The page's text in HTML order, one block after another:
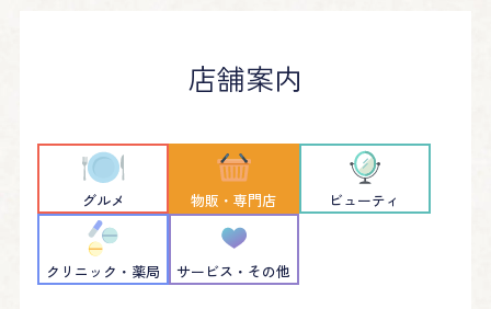
店舗案内
グルメ 物販・専門店 ビューティ
クリニック・薬局 サービス・その他